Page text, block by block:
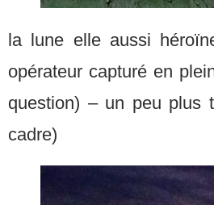
la lune elle aussi
opérateur capturé en
question) – un peu plus
cadre)